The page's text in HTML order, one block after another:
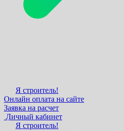
Я строитель!
Онлайн оплата на сайте
Заявка на расчет
Личный кабинет
Я строитель!